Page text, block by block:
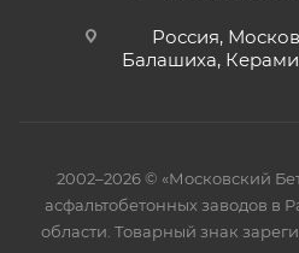
Россия,
Балашиха,
2002–2026 © «Московский
асфальтобетонных заводов в
области. Товарный знак